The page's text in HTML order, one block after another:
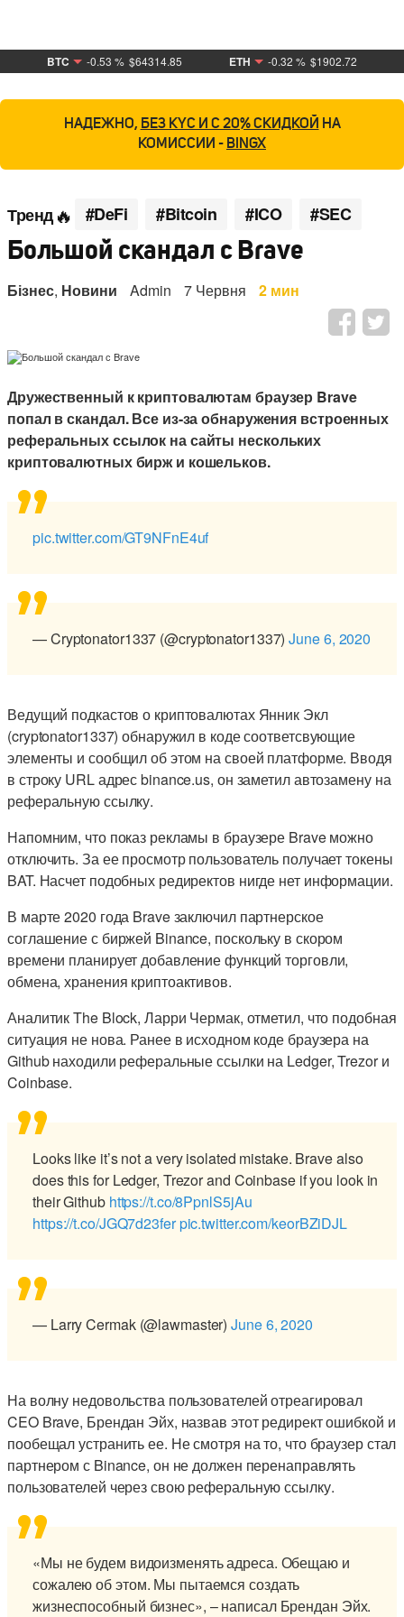
BTC -0.53 % $64314.85 ETH -0.32 % $1902.72
НАДЕЖНО, БЕЗ KYC И С 20% СКИДКОЙ НА
КОМИССИИ - BINGX
Тренд #DeFi #Bitcoin #ICO #SEC
Большой скандал с Brave
Бізнес, Новини Admin 7 Червня 2 мин
Дружественный к криптовалютам браузер Brave
попал в скандал. Все из-за обнаружения встроенных
реферальных ссылок на сайты нескольких
криптовалютных бирж и кошельков.
pic.twitter.com/GT9NFnE4uf
— Cryptonator1337 (@cryptonator1337)June 6, 2020
Ведущий подкастов о криптовалютах Янник Экл
(cryptonator1337) обнаружил в коде соответсвующие
элементы и сообщил об этом на своей платформе. Вводя
в строку URL адрес binance.us, он заметил автозамену на
реферальную ссылку.
Напомним, что показ рекламы в браузере Brave можно
отключить. За ее просмотр пользователь получает токены
BAT. Насчет подобных редиректов нигде нет информации.
В марте 2020 года Brave заключил партнерское
соглашение с биржей Binance, поскольку в скором
времени планирует добавление функций торговли,
обмена, хранения криптоактивов.
Аналитик The Block, Ларри Чермак, отметил, что подобная
ситуация не нова. Ранее в исходном коде браузера на
Github находили реферальные ссылки на Ledger, Trezor и
Coinbase.
Looks like it’s not a very isolated mistake. Brave also
does this for Ledger, Trezor and Coinbase if you look in
their Github https://t.co/8PpnlS5jAu
https://t.co/JGQ7d23ferpic.twitter.com/keorBZiDJL
— Larry Cermak (@lawmaster)June 6, 2020
На волну недовольства пользователей отреагировал
CEO Brave, Брендан Эйх, назвав этот редирект ошибкой и
пообещал устранить ее. Не смотря на то, что браузер стал
партнером с Binance, он не должен перенаправлять
пользователей через свою реферальную ссылку.
«Мы не будем видоизменять адреса. Обещаю и
сожалею об этом. Мы пытаемся создать
жизнеспособный бизнес», – написал Брендан Эйх.